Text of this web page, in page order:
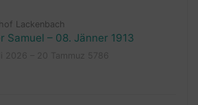
Lackenbach
Samuel – 08. Jänner 1913